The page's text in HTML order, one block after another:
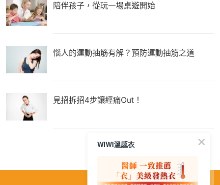
陪伴孩子，從玩一場桌遊開始
惱人的運動抽筋有解？預防運動抽筋之道
見招拆招4步讓經痛Out！
WIWI溫感衣